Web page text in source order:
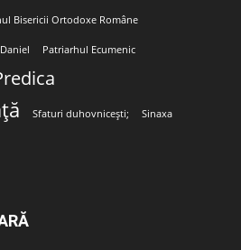
Bisericii Ortodoxe Române
Patriarhul Ecumenic
Sfaturi duhovnicești; Sinaxa